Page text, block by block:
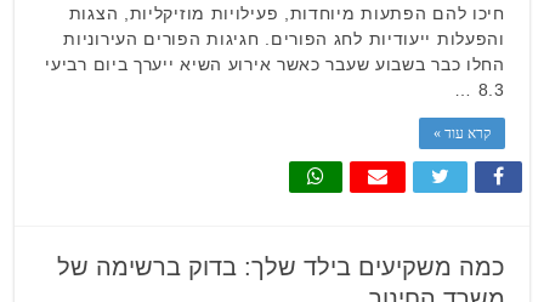
חיכו להם הפתעות מיוחדות, פעילויות מוזיקליות, הצגות
והפעלות ייעודיות לחג הפורים. חגיגות הפורים העירוניות
החלו כבר בשבוע שעבר כאשר אירוע השיא ייערך ביום רביעי
8.3 …
קרא עוד »
כמה משקיעים בילד שלך: בדוק ברשימה של